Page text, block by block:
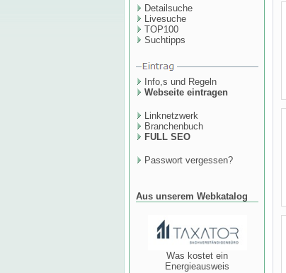
Detailsuche
Livesuche
TOP100
Suchtipps
Info,s und Regeln
Webseite eintragen
Linknetzwerk
Branchenbuch
FULL SEO
Passwort vergessen?
Aus unserem Webkatalog
Was kostet ein
Energieausweis